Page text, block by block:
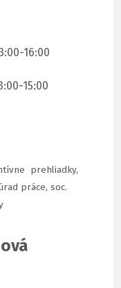
16:00
15:00
prehliadky,
práce, soc.